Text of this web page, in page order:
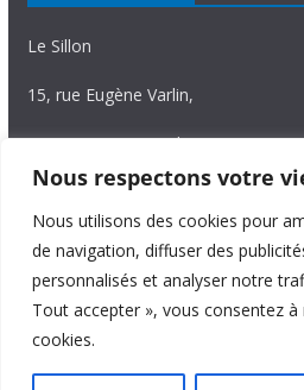
Nous respectons votre
Nous utilisons des cookies pour
de navigation, diffuser des
personnalisés et analyser notre
Tout accepter », vous consentez
cookies.
Le Sillon
15, rue Eugène Varlin,
87036 Limoges Cedex.
Tél. 05 55 06 14 15
Nous écrire